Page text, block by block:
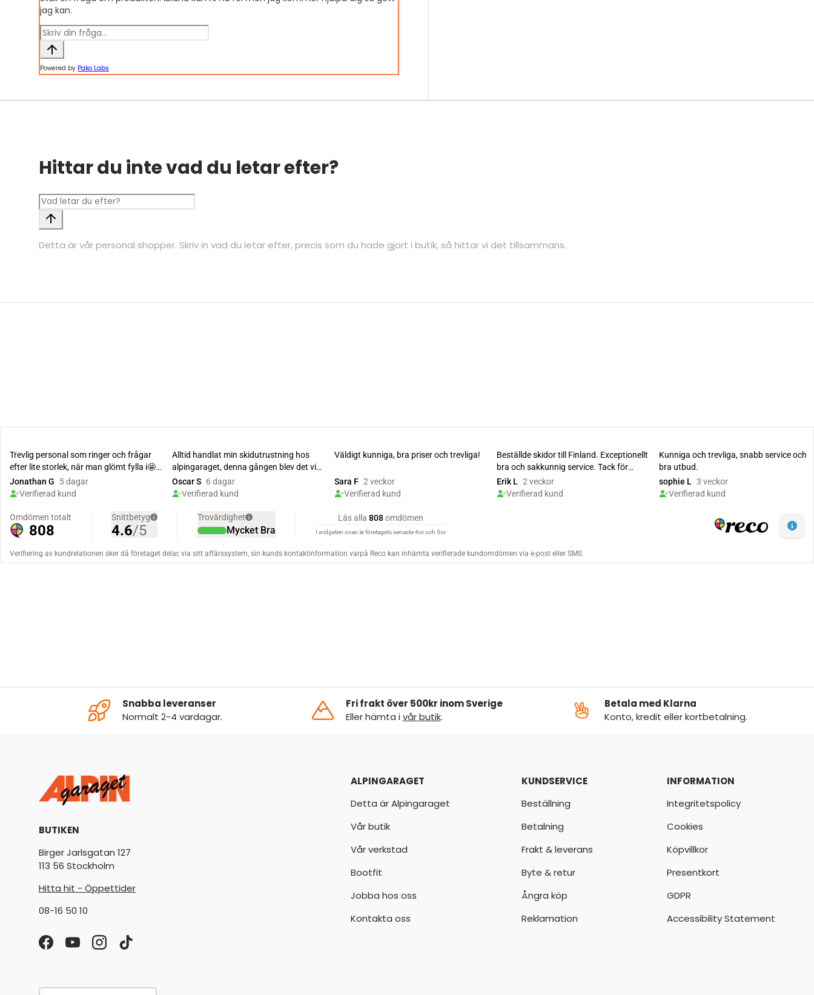
Snabba leveranser
Normalt 2-4 vardagar.
Fri frakt över 500kr inom Sverige
Eller hämta ivår butik.
Betala med Klarna
Konto, kredit eller kortbetalning.
BUTIKEN
Birger Jarlsgatan 127
113 56 Stockholm
Hitta hit - Öppettider
08-16 50 10
FacebookYouTubeInstagram
TikTok
ALPINGARAGET
Detta är Alpingaraget
Vår butik
Vår verkstad
Bootfit
Jobba hos oss
Kontakta oss
KUNDSERVICE
Beställning
Betalning
Frakt & leverans
Byte & retur
Ångra köp
Reklamation
INFORMATION
Integritetspolicy
Cookies
Köpvillkor
Presentkort
GDPR
Accessibility Statement